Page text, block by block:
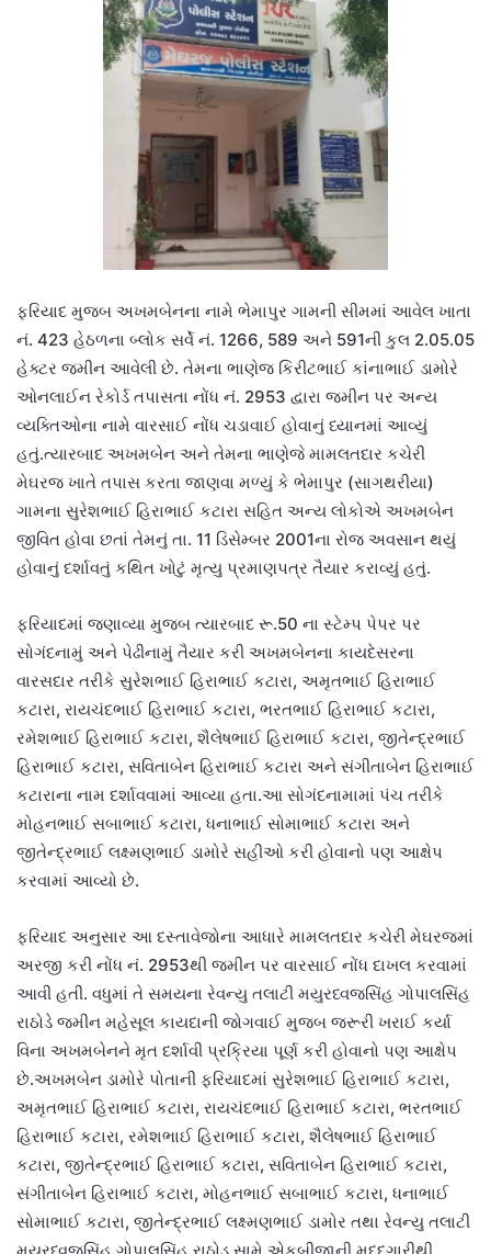
ફરિયાદ મુજબ અખમબેનના નામે ભેમાપુર ગામની સીમમાં આવેલ ખાતા
નં. 423 હેઠળના બ્લોક સર્વે નં. 1266, 589 અને 591ની કુલ 2.05.05
હેક્ટર જમીન આવેલી છે. તેમના ભાણેજ કિરીટભાઈ કાંનાભાઈ ડામોરે
ઓનલાઈન રેકોર્ડ તપાસતા નોંધ નં. 2953 દ્વારા જમીન પર અન્ય
વ્યક્તિઓના નામે વારસાઈ નોંધ ચડાવાઈ હોવાનું ધ્યાનમાં આવ્યું
હતું.ત્યારબાદ અખમબેન અને તેમના ભાણેજે મામલતદાર કચેરી
મેઘરજ ખાતે તપાસ કરતા જાણવા મળ્યું કે ભેમાપુર (સાગથરીયા)
ગામના સુરેશભાઈ હિરાભાઈ કટારા સહિત અન્ય લોકોએ અખમબેન
જીવિત હોવા છતાં તેમનું તા. 11 ડિસેમ્બર 2001ના રોજ અવસાન થયું
હોવાનું દર્શાવતું કથિત ખોટું મૃત્યુ પ્રમાણપત્ર તૈયાર કરાવ્યું હતું.
ફરિયાદમાં જણાવ્યા મુજબ ત્યારબાદ રૂ.50 ના સ્ટેમ્પ પેપર પર
સોગંદનામું અને પેઢીનામું તૈયાર કરી અખમબેનના કાયદેસરના
વારસદાર તરીકે સુરેશભાઈ હિરાભાઈ કટારા, અમૃતભાઈ હિરાભાઈ
કટારા, રાયચંદભાઈ હિરાભાઈ કટારા, ભરતભાઈ હિરાભાઈ કટારા,
રમેશભાઈ હિરાભાઈ કટારા, શૈલેષભાઈ હિરાભાઈ કટારા, જીતેન્દ્રભાઈ
હિરાભાઈ કટારા, સવિતાબેન હિરાભાઈ કટારા અને સંગીતાબેન હિરાભાઈ
કટારાના નામ દર્શાવવામાં આવ્યા હતા.આ સોગંદનામામાં પંચ તરીકે
મોહનભાઈ સબાભાઈ કટારા, ધનાભાઈ સોમાભાઈ કટારા અને
જીતેન્દ્રભાઈ લક્ષ્મણભાઈ ડામોરે સહીઓ કરી હોવાનો પણ આક્ષેપ
કરવામાં આવ્યો છે.
ફરિયાદ અનુસાર આ દસ્તાવેજોના આધારે મામલતદાર કચેરી મેઘરજમાં
અરજી કરી નોંધ નં. 2953થી જમીન પર વારસાઈ નોંધ દાખલ કરવામાં
આવી હતી. વધુમાં તે સમયના રેવન્યુ તલાટી મયુરધ્વજસિંહ ગોપાલસિંહ
રાઠોડે જમીન મહેસૂલ કાયદાની જોગવાઈ મુજબ જરૂરી ખરાઈ કર્યા
વિના અખમબેનને મૃત દર્શાવી પ્રક્રિયા પૂર્ણ કરી હોવાનો પણ આક્ષેપ
છે.અખમબેન ડામોરે પોતાની ફરિયાદમાં સુરેશભાઈ હિરાભાઈ કટારા,
અમૃતભાઈ હિરાભાઈ કટારા, રાયચંદભાઈ હિરાભાઈ કટારા, ભરતભાઈ
હિરાભાઈ કટારા, રમેશભાઈ હિરાભાઈ કટારા, શૈલેષભાઈ હિરાભાઈ
કટારા, જીતેન્દ્રભાઈ હિરાભાઈ કટારા, સવિતાબેન હિરાભાઈ કટારા,
સંગીતાબેન હિરાભાઈ કટારા, મોહનભાઈ સબાભાઈ કટારા, ધનાભાઈ
સોમાભાઈ કટારા, જીતેન્દ્રભાઈ લક્ષ્મણભાઈ ડામોર તથા રેવન્યુ તલાટી